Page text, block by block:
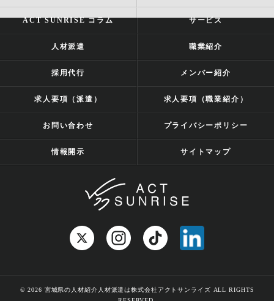
ACT SUNRISE コラム サービス
人材派遣 職業紹介
採用代行 メンバー紹介
求人要項（派遣） 求人要項（職業紹介）
お問い合わせ プライバシーポリシー
情報開示 サイトマップ
© 2026 宮城県の人材紹介人材派遣は株式会社アクトサンライズ ALL RIGHTS